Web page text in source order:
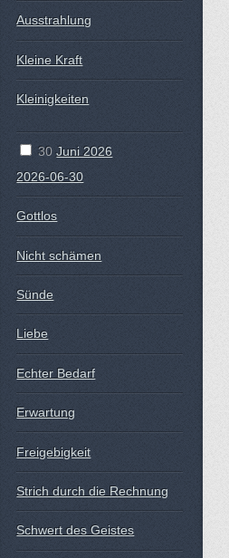
Ausstrahlung
Kleine Kraft
Kleinigkeiten
30 Juni 2026
2026-06-30
Gottlos
Nicht schämen
Sünde
Liebe
Echter Bedarf
Erwartung
Freigebigkeit
Strich durch die Rechnung
Schwert des Geistes